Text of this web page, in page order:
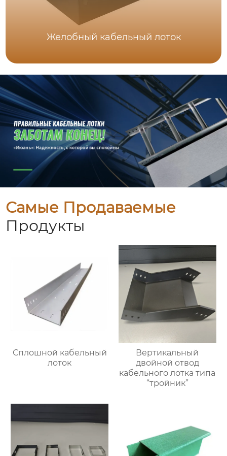
Желобный кабельный лоток
Самые Продаваемые
Продукты
Сплошной кабельный
лоток
Вертикальный
двойной отвод
кабельного лотка типа
“тройник”